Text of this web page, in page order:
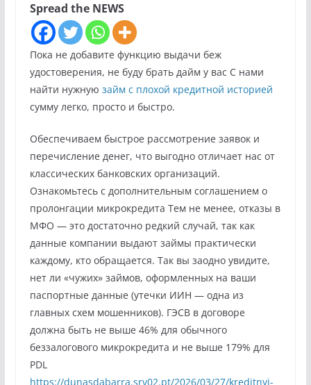
Spread the NEWS
Пока не добавите функцию выдачи беж
удостоверения, не буду брать дайм у вас С нами
найти нужную займ с плохой кредитной историей
сумму легко, просто и быстро.
Обеспечиваем быстрое рассмотрение заявок и
перечисление денег, что выгодно отличает нас от
классических банковских организаций.
Ознакомьтесь с дополнительным соглашением о
пролонгации микрокредита Тем не менее, отказы в
МФО — это достаточно редкий случай, так как
данные компании выдают займы практически
каждому, кто обращается. Так вы заодно увидите,
нет ли «чужих» займов, оформленных на ваши
паспортные данные (утечки ИИН — одна из
главных схем мошенников). ГЭСВ в договоре
должна быть не выше 46% для обычного
беззалогового микрокредита и не выше 179% для
PDL
https://dunasdabarra.srv02.pt/2026/03/27/kreditnyj-